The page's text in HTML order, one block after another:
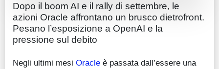
Dopo il boom AI e il rally di settembre, le
azioni Oracle affrontano un brusco dietrofront.
Pesano l’esposizione a OpenAI e la
pressione sul debito
Negli ultimi mesi Oracle è passata dall’essere una